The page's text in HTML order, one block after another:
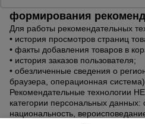
формирования
Для работы рекомендательных
• история просмотров страниц
• факты добавления товаров в
• история заказов пользователя;
• обезличенные сведения о
браузера, операционная система).
Рекомендательные технологии
категории персональных данных:
национальность,